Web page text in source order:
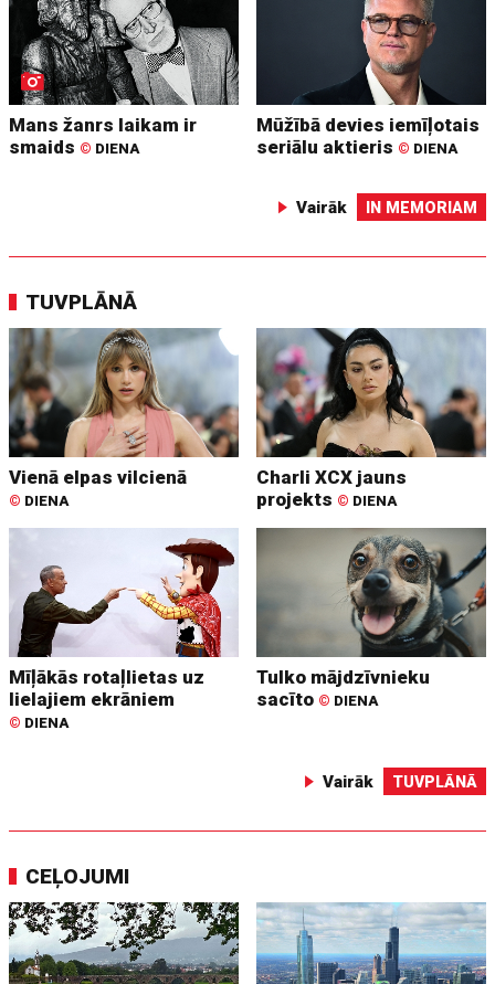
Mans žanrs laikam ir
smaids © DIENA
Mūžībā devies iemīļotais
seriālu aktieris © DIENA
Vairāk IN MEMORIAM
TUVPLĀNĀ
Vienā elpas vilcienā
© DIENA
Charli XCX jauns
projekts © DIENA
Mīļākās rotaļlietas uz
lielajiem ekrāniem
© DIENA
Tulko mājdzīvnieku
sacīto © DIENA
Vairāk TUVPLĀNĀ
CEĻOJUMI